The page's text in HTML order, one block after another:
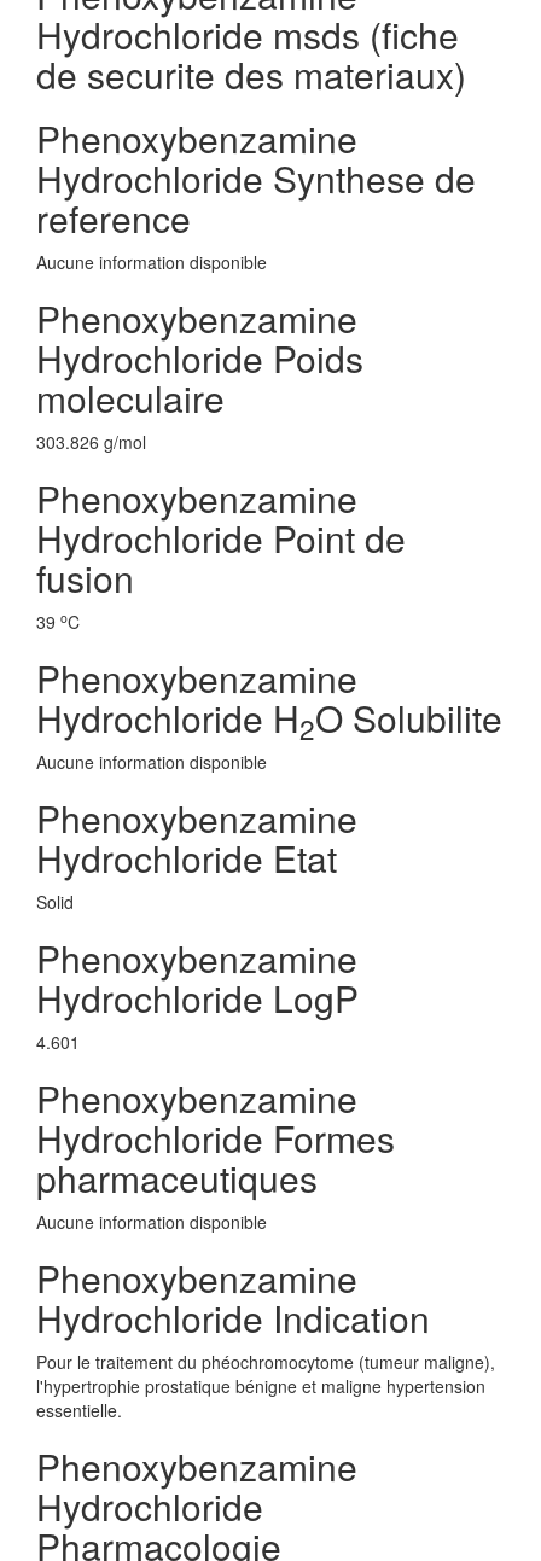
Hydrochloride msds (fiche
de securite des materiaux)
Phenoxybenzamine
Hydrochloride Synthese de
reference
Aucune information disponible
Phenoxybenzamine
Hydrochloride Poids
moleculaire
303.826 g/mol
Phenoxybenzamine
Hydrochloride Point de
fusion
39 oC
Phenoxybenzamine
Hydrochloride H2O Solubilite
Aucune information disponible
Phenoxybenzamine
Hydrochloride Etat
Solid
Phenoxybenzamine
Hydrochloride LogP
4.601
Phenoxybenzamine
Hydrochloride Formes
pharmaceutiques
Aucune information disponible
Phenoxybenzamine
Hydrochloride Indication
Pour le traitement du phéochromocytome (tumeur maligne),
l'hypertrophie prostatique bénigne et maligne hypertension
essentielle.
Phenoxybenzamine
Hydrochloride
Pharmacologie